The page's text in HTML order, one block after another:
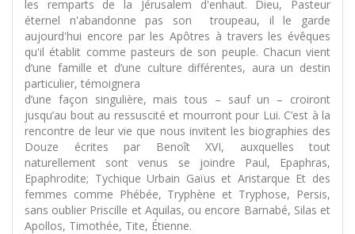
les remparts de la Jérusalem d'enhaut. Dieu, Pasteur
éternel n'abandonne pas son troupeau, il le garde
aujourd'hui encore par les Apôtres à travers les évêques
qu'il établit comme pasteurs de son peuple. Chacun vient
d’une famille et d’une culture différentes, aura un destin
particulier, témoignera
d’une façon singulière, mais tous – sauf un – croiront
jusqu’au bout au ressuscité et mourront pour Lui. C’est à la
rencontre de leur vie que nous invitent les biographies des
Douze écrites par Benoît XVI, auxquelles tout
naturellement sont venus se joindre Paul, Epaphras,
Epaphrodite; Tychique Urbain Gaïus et Aristarque Et des
femmes comme Phébée, Tryphène et Tryphose, Persis,
sans oublier Priscille et Aquilas, ou encore Barnabé, Silas et
Apollos, Timothée, Tite, Étienne.